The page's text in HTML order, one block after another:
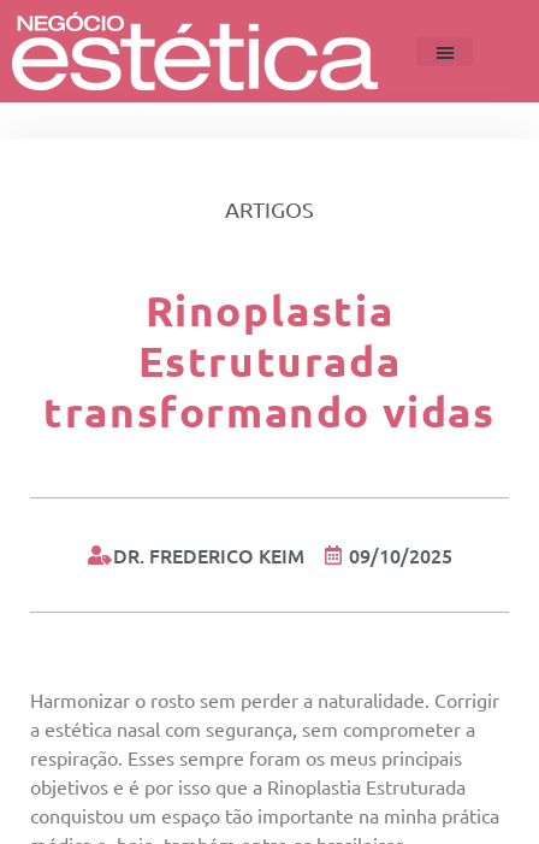
ARTIGOS
Rinoplastia
Estruturada
transformando vidas
DR. FREDERICO KEIM 09/10/2025
Harmonizar o rosto sem perder a naturalidade. Corrigir
a estética nasal com segurança, sem comprometer a
respiração. Esses sempre foram os meus principais
objetivos e é por isso que a Rinoplastia Estruturada
conquistou um espaço tão importante na minha prática